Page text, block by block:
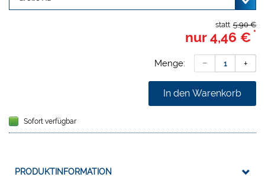
5,90 €
statt
nur4,46 € *
Menge:
In den Warenkorb
Sofort verfügbar
PRODUKTINFORMATION